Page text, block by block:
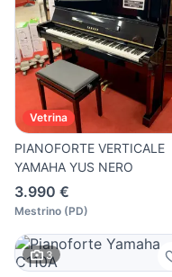
Vetrina
PIANOFORTE VERTICALE
YAMAHA YUS NERO
3.990 €
Mestrino (PD)
3